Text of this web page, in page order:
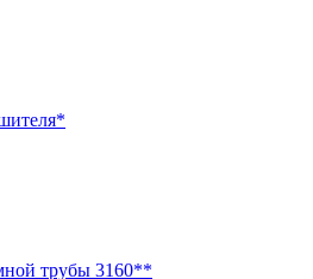
трубы 3160**